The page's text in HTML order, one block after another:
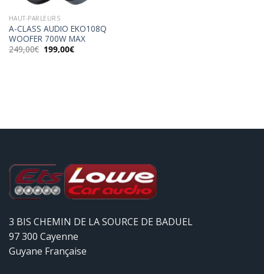
HAUT-PARLEURS
A-CLASS AUDIO EKO108Q
WOOFER 700W MAX
249,00€ Le
prix
199,00€Le
prix
3 BIS CHEMIN DE LA SOURCE DE BADUEL
97 300 Cayenne
Guyane Française